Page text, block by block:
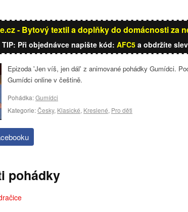
- Bytový textil a doplňky do domácnosti za
TIP: Při objednávce napište kód:AFC5 a obdržíte
Epizoda 'Jen víš, jen dál' z animované pohádky Gumídci.
Gumídci online v češtině.
Pohádka:Gumídci
Kategorie:Česky, Klasické, Kreslené, Pro děti
pohádky